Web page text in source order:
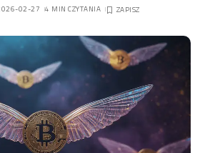
02-27 4 MIN CZYTANIA